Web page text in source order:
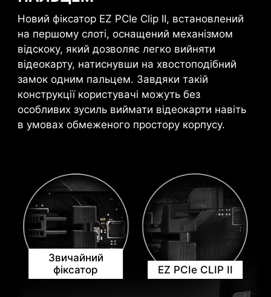
Новий фіксатор EZ PCIe Clip II, встановлений
на першому слоті, оснащений механізмом
відскоку, який дозволяє легко вийняти
відеокарту, натиснувши на хвостоподібний
замок одним пальцем. Завдяки такій
конструкції користувачі можуть без
особливих зусиль виймати відеокарти навіть
в умовах обмеженого простору корпусу.
Звичайний
фіксатор
EZ PCIe CLIP II
НАГАДУВАННЯ ПРО
*Будь ласка, переконайтеся, що ви підключені до
Інтернету, інакше програма встановлення драйверів
*Інсталятор драйверів MSI Driver Utility Installer
доступний у Windows 11 збірки 22H2 або новішої
версії.
This LED lights up when it detects
faulty memory in slots, eliminating
guesswork from troubleshooting.
мінімалістичний інтерфейс для налаштування
та керування параметрами вашого ПК. AI
Engine, наприклад, автоматично регулює
налаштування в залежності від програм, які
ви використовуєте, забезпечуючи
оптимальну продуктивність.